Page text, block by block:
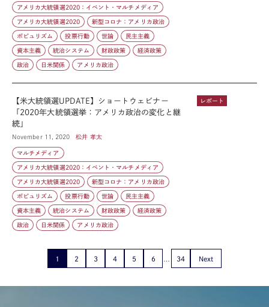
アメリカ大統領選2020：イベント・マルチメディア
アメリカ大統領選2020 新型コロナ：アメリカ政治
ポピュリズム 投票行動 世論 民主主義
資本主義 統治システム 財政政策 経済政策
政治 日米関係 アメリカ政治
レポート
【米大統領選UPDATE】ショートウェビナー
「2020年大統領選挙：アメリカ政治の変化と継
続」
November 11, 2020 松井 孝太
マルチメディア
アメリカ大統領選2020：イベント・マルチメディア
アメリカ大統領選2020 新型コロナ：アメリカ政治
ポピュリズム 投票行動 世論 民主主義
資本主義 統治システム 財政政策 経済政策
政治 日米関係 アメリカ政治
1 2 3 4 5 6 34 Next